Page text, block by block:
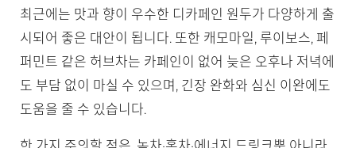
최근에는 맛과 향이 우수한 디카페인 원두가 다양하게 출
시되어 좋은 대안이 됩니다. 또한 캐모마일, 루이보스, 페
퍼민트 같은 허브차는 카페인이 없어 늦은 오후나 저녁에
도 부담 없이 마실 수 있으며, 긴장 완화와 심신 이완에도
도움을 줄 수 있습니다.